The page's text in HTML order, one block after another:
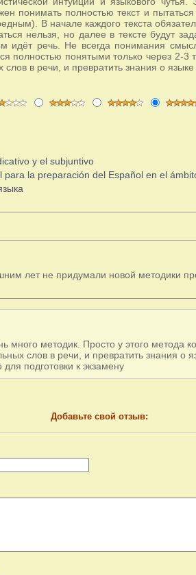
понимать полностью текст и
В начале каждого текста
нельзя, но далее в тексте будут
идёт речь. Не всегда понимания
полностью понятыми только через 2-3
в речи, и превратить знания о
y el subjuntivo
para la preparación del Español en el
лет не придумали новой методики
много методик. Просто у этого метода
слов в речи, и превратить знания о
подготовки к экзамену
Добавьте свой отзыв: